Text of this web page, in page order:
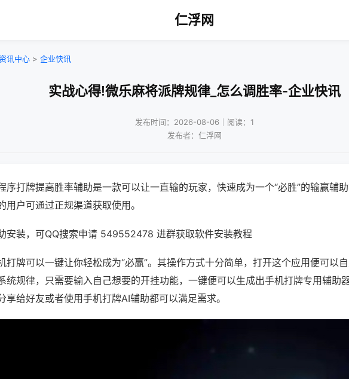
仁浮网
讯中心 > 企业快讯
实战心得!微乐麻将派牌规律_怎么调胜率-企业快讯
发布时间：2026-08-06｜阅读：1
发布者：仁浮网
序打牌提高胜率辅助是一款可以让一直输的玩家，快速成为一个“必胜”的输赢辅
用户可通过正规渠道获取使用。
安装，可QQ搜索申请 549552478 进群获取软件安装教程
打牌可以一键让你轻松成为“必赢”。其操作方式十分简单，打开这个应用便可以
统规律，只需要输入自己想要的开挂功能，一键便可以生成出手机打牌专用辅助
享给好友或者使用手机打牌AI辅助都可以满足需求。